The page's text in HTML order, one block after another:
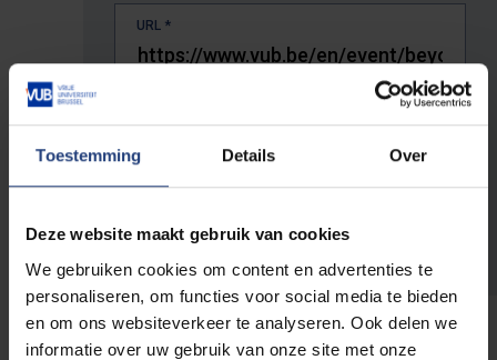
Toestemming Details Over
Deze website maakt gebruik van cookies
We gebruiken cookies om content en advertenties te
personaliseren, om functies voor social media te bieden
en om ons websiteverkeer te analyseren. Ook delen we
informatie over uw gebruik van onze site met onze
URL *
The full URL of the page where you encountered the error.